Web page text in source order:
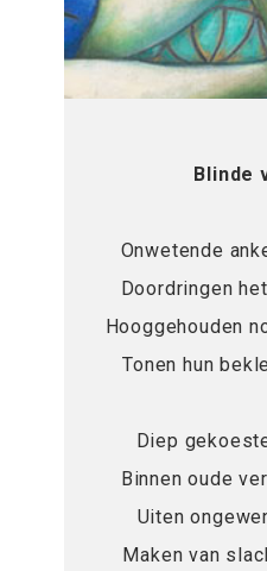
Blinde
Onwetende
Doordringen
Hooggehouden
Tonen hun
Diep
Binnen oude
Uiten
Maken van